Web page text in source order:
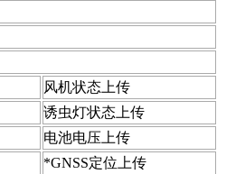
风机状态上传
诱虫灯状态上传
电池电压上传
*GNSS定位上传